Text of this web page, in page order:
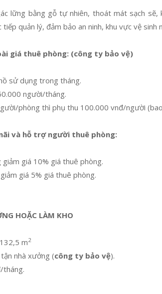
lững bằng gỗ tự nhiên, thoát mát sạch sẽ,
quản lý, đảm bảo an ninh, khu vực vệ sinh
giá thuê phòng: (công ty bảo vệ)
sử dụng trong tháng.
người/tháng.
phòng thì phụ thu 100.000 vnđ/người
và hỗ trợ người thuê phòng:
giá 10% giá thuê phòng.
giá 5% giá thuê phòng.
HOẶC LÀM KHO
m2
nhà xưởng (công ty bảo vệ).
tháng.